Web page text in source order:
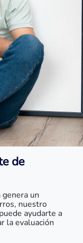
de
un
nuestro
ayudarte a
la evaluación